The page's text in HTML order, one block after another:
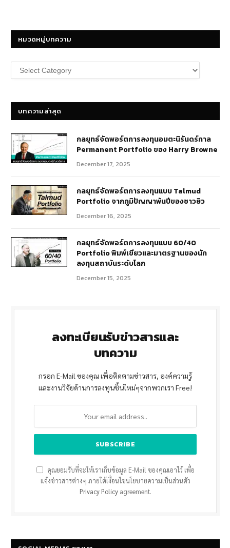
หมวดหมู่บทความ
หมวด
หมู่
บทความล่าสุด
กลยุทธ์​จัดพอร์ตการลงทุนอมตะนิรันดร์กาล
Permanent Portfolio ของ Harry Browne
December 17, 2025
กลยุทธ์จัดพอร์ตการลงทุนแบบ Talmud
Portfolio จากภูมิปัญญาพันปีของชาวยิว
December 16, 2025
กลยุทธ์จัดพอร์ตการลงทุนแบบ 60/40
Portfolio พิมพ์เขียวและมาตรฐานของนัก
ลงทุนสถาบันระดับโลก
December 15, 2025
ลงทะเบียนรับข่าวสารและ
บทความ
กรอก E-Mail ของคุณ เพื่อติดตามข่าวสาร, องค์ความรู้
และงานวิจัยด้านการลงทุนชิ้นใหม่ๆจากพวกเรา Free!
คุณยอมรับที่จะให้เราเก็บข้อมูล E-Mail ของคุณเอาไว้ เพื่อ
แจ้งข่าวสารต่างๆ ภายใต้เงื่อนไขนโยบายความเป็นส่วนตัว
Privacy Policyagreement.